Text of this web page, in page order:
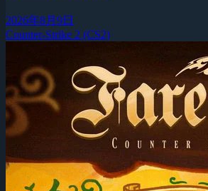
2026年8月9日
Counter-Strike 2 (CS2)